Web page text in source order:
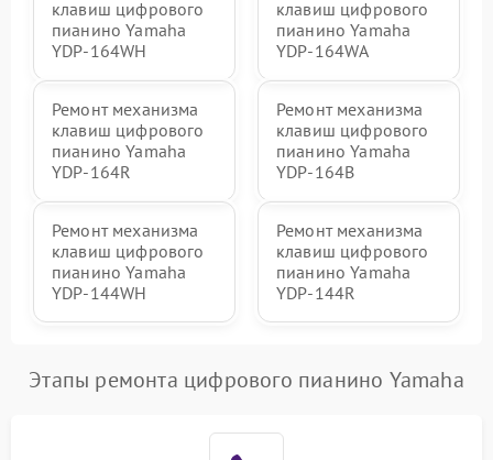
клавиш цифрового
пианино Yamaha
YDP-164WH
клавиш цифрового
пианино Yamaha
YDP-164WA
Ремонт механизма
клавиш цифрового
пианино Yamaha
YDP-164R
Ремонт механизма
клавиш цифрового
пианино Yamaha
YDP-164B
Ремонт механизма
клавиш цифрового
пианино Yamaha
YDP-144WH
Ремонт механизма
клавиш цифрового
пианино Yamaha
YDP-144R
Этапы ремонта цифрового пианино Yamaha